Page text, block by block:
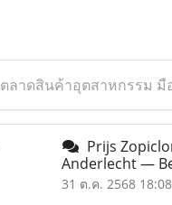
ตลาดสินค้าอุตสาหกรรม มื
Prijs
Anderlecht —
31 ต.ค. 2568 18:08